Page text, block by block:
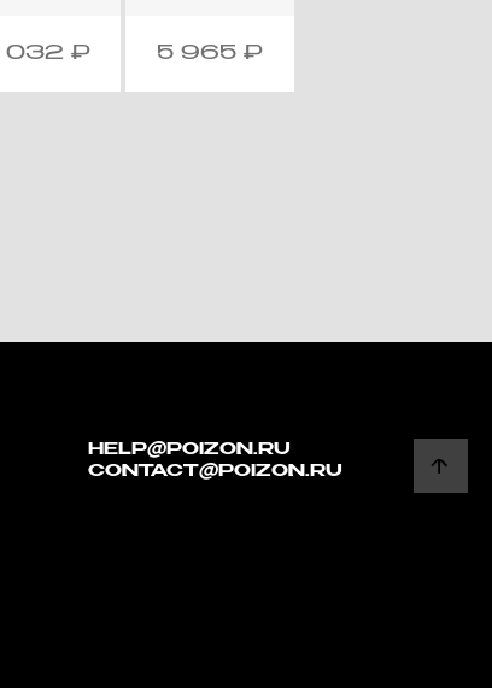
032₽ 5 965₽
HELP@POIZON.RU
CONTACT@POIZON.RU